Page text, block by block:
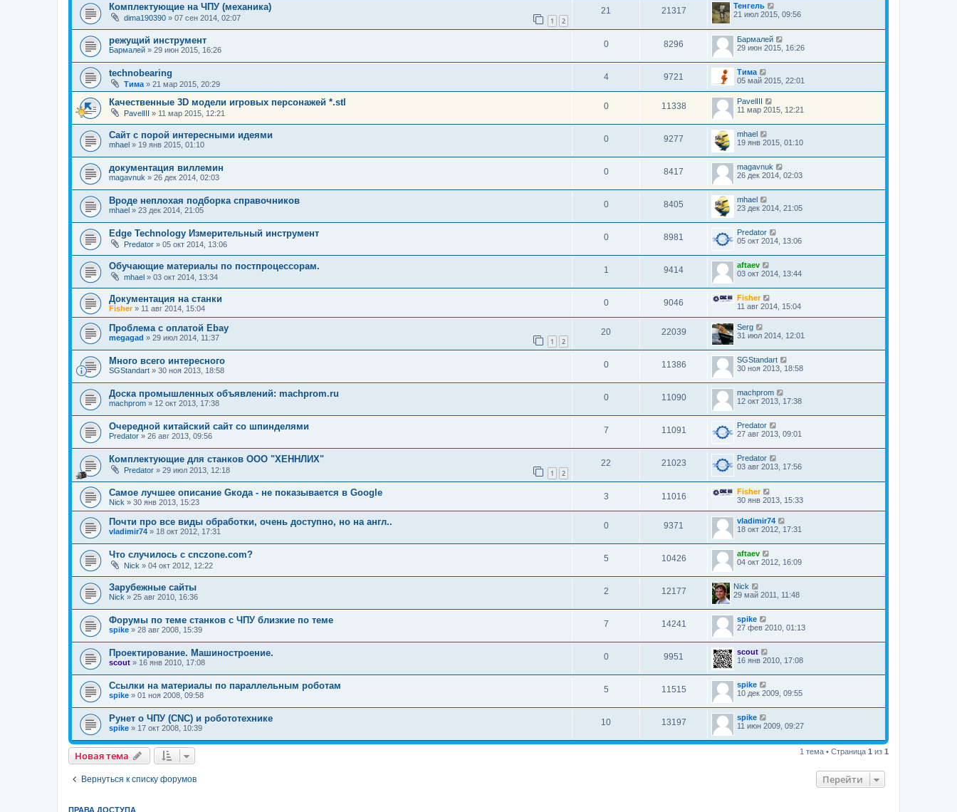
Комплектующие на ЧПУ (механика)
dima190390 » 07 сен 2014, 02:07 1 2
21 21317
Тенгель
21 июл 2015, 09:56
режущий инструмент
Бармалей » 29 июн 2015, 16:26
0 8296
Бармалей
29 июн 2015, 16:26
technobearing
Тима » 21 мар 2015, 20:29
4 9721
Тима
05 май 2015, 22:01
Качественные 3D модели игровых персонажей *.stl
PavelIII » 11 мар 2015, 12:21
0 11338
PavelIII
11 мар 2015, 12:21
Сайт с порой интересными идеями
mhael » 19 янв 2015, 01:10
0 9277
mhael
19 янв 2015, 01:10
документация виллемин
magavnuk » 26 дек 2014, 02:03
0 8417
magavnuk
26 дек 2014, 02:03
Вроде неплохая подборка справочников
mhael » 23 дек 2014, 21:05
0 8405
mhael
23 дек 2014, 21:05
Edge Technology Измерительный инструмент
Predator » 05 окт 2014, 13:06
0 8981
Predator
05 окт 2014, 13:06
Обучающие материалы по постпроцессорам.
mhael » 03 окт 2014, 13:34
1 9414
aftaev
03 окт 2014, 13:44
Документация на станки
Fisher» 11 авг 2014, 15:04
0 9046
Fisher
11 авг 2014, 15:04
Проблема с оплатой Ebay
megagad » 29 июл 2014, 11:37 1 2
20 22039
Serg
31 июл 2014, 12:01
Много всего интересного
SGStandart » 30 ноя 2013, 18:58
0 11386
SGStandart
30 ноя 2013, 18:58
Доска промышленных объявлений: machprom.ru
machprom » 12 окт 2013, 17:38
0 11090
machprom
12 окт 2013, 17:38
Очередной китайский сайт со шпинделями
Predator » 26 авг 2013, 09:56
7 11091
Predator
27 авг 2013, 09:01
Комплектующие для станков ООО "ХЕННЛИХ"
Predator » 29 июл 2013, 12:18 1 2
22 21023
Predator
03 авг 2013, 17:56
Самое лучшее описание Gкода - не показывается в Google
Nick » 30 янв 2013, 15:23
3 11016
Fisher
30 янв 2013, 15:33
Почти про все виды обработки, очень доступно, но на англ..
vladimir74 » 18 окт 2012, 17:31
0 9371
vladimir74
18 окт 2012, 17:31
Что случилось с cnczone.com?
Nick » 04 окт 2012, 12:22
5 10426
aftaev
04 окт 2012, 16:09
Зарубежные сайты
Nick » 25 авг 2010, 16:36
2 12177
Nick
29 май 2011, 11:48
Форумы по теме станков с ЧПУ близкие по теме
spike » 28 авг 2008, 15:39
7 14241
spike
27 фев 2010, 01:13
Проектирование. Машиностроение.
scout » 16 янв 2010, 17:08
0 9951
scout
16 янв 2010, 17:08
Ссылки на материалы по параллельным роботам
spike » 01 ноя 2008, 09:58
5 11515
spike
10 дек 2009, 09:55
Рунет о ЧПУ (CNC) и робототехнике
spike » 17 окт 2008, 10:39
10 13197
spike
11 июн 2009, 09:27
Новая тема 1 тема • Страница 1 из 1
Вернуться к списку форумов Перейти
ПРАВА ДОСТУПА